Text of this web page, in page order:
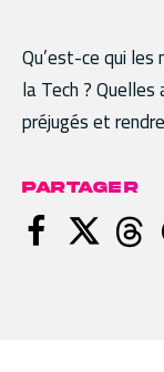
Qu’est-ce qui
la Tech ?
préjugés et
PARTAGER